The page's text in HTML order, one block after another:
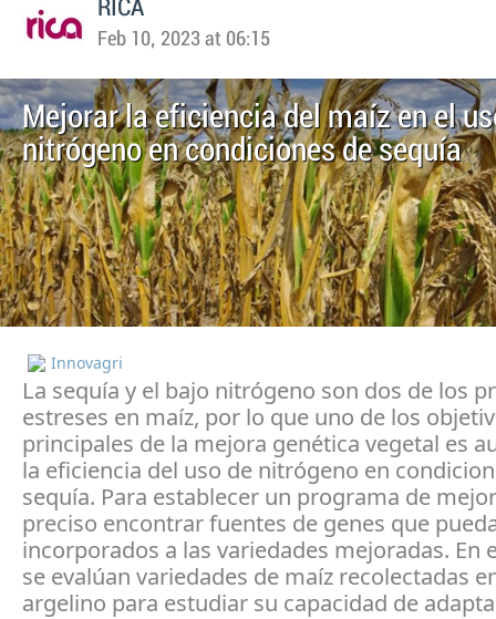
RICA
Feb 10, 2023 at 06:15
Mejorar la eficiencia del maíz en el
nitrógeno en condiciones de sequía
Innovagri
La sequía y el bajo nitrógeno son dos de los
estreses en maíz, por lo que uno de los
principales de la mejora genética vegetal es
la eficiencia del uso de nitrógeno en
sequía. Para establecer un programa de
preciso encontrar fuentes de genes que
incorporados a las variedades mejoradas. En
se evalúan variedades de maíz recolectadas
argelino para estudiar su capacidad de